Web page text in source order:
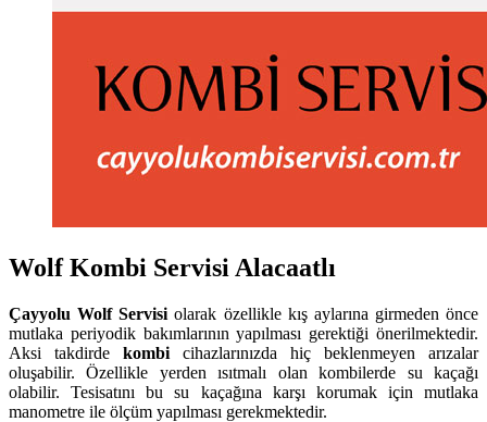
Wolf Kombi Servisi Alacaatlı
ÇayyoluWolf Servisiolarak özellikle kış aylarına girmeden önce
mutlaka periyodik bakımlarının yapılması gerektiği önerilmektedir.
Aksi takdirde kombi cihazlarınızda hiç beklenmeyen arızalar
oluşabilir. Özellikle yerden ısıtmalı olan kombilerde su kaçağı
olabilir. Tesisatını bu su kaçağına karşı korumak için mutlaka
manometre ile ölçüm yapılması gerekmektedir.